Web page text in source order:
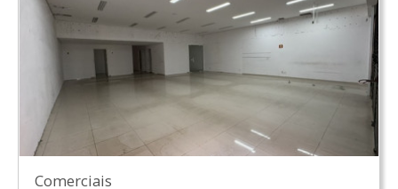
Comerciais